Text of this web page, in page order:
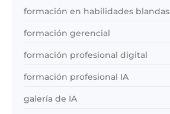
formación en habilidades blandas
formación gerencial
formación profesional digital
formación profesional IA
galería de IA